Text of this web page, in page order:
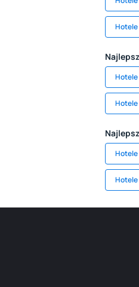
Hotele
Hotele
Hotele
Hotele